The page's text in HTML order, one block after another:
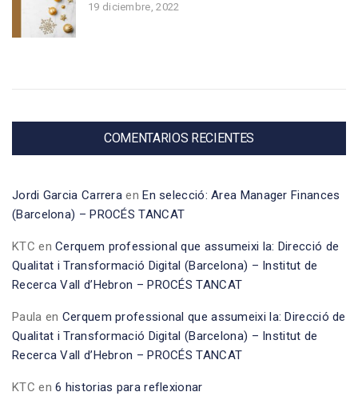
19 diciembre, 2022
COMENTARIOS RECIENTES
Jordi Garcia Carrera enEn selecció: Area Manager Finances
(Barcelona) – PROCÉS TANCAT
KTC enCerquem professional que assumeixi la: Direcció de
Qualitat i Transformació Digital (Barcelona) – Institut de
Recerca Vall d’Hebron – PROCÉS TANCAT
Paula en Cerquem professional que assumeixi la: Direcció de
Qualitat i Transformació Digital (Barcelona) – Institut de
Recerca Vall d’Hebron – PROCÉS TANCAT
KTC en6 historias para reflexionar